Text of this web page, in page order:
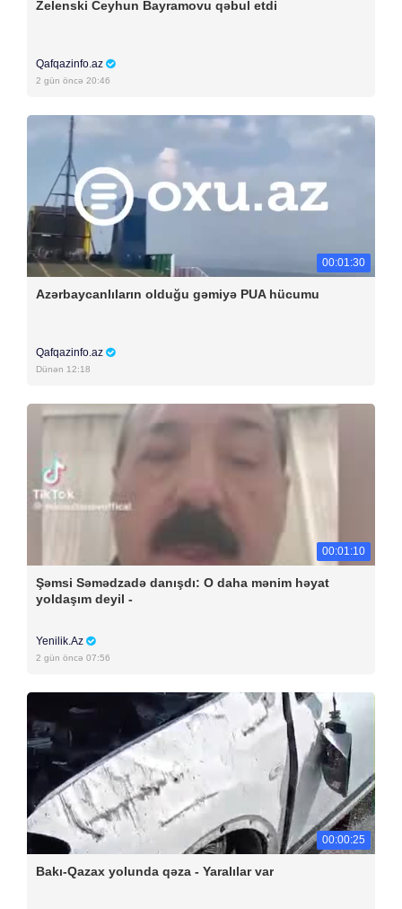
Zelenski Ceyhun Bayramovu qəbul etdi
Qafqazinfo.az
2 gün öncə 20:46
00:01:30
Azərbaycanlıların olduğu gəmiyə PUA hücumu
Qafqazinfo.az
Dünən 12:18
00:01:10
Şəmsi Səmədzadə danışdı: O daha mənim həyat
yoldaşım deyil -
Yenilik.Az
2 gün öncə 07:56
00:00:25
Bakı-Qazax yolunda qəza - Yaralılar var